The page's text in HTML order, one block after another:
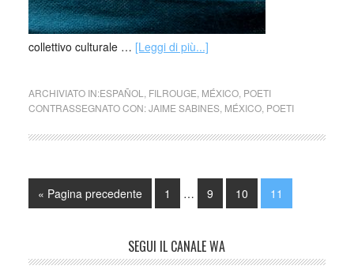
collettivo culturale … [Leggi di più...]
ARCHIVIATO IN:ESPAÑOL FILROUGE MÉXICO, POETI
CONTRASSEGNATO CON:JAIME SABINES, MÉXICO, POETI
« Pagina precedente 1 … 9 10 11
SEGUI IL CANALE WA